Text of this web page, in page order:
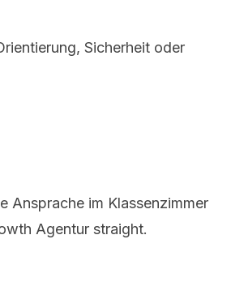
Sicherheit oder
Ansprache im Klassenzimmer
Agentur straight.